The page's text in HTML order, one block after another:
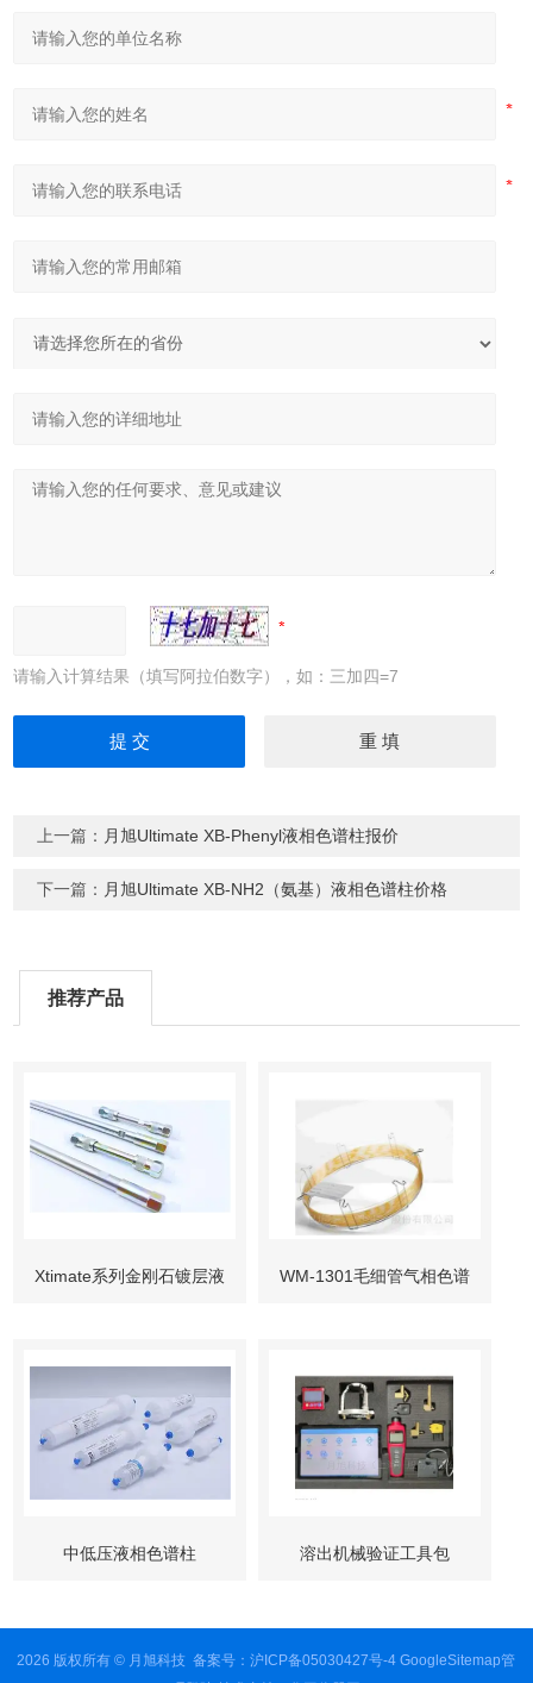
请输入计算结果（填写阿拉伯数字），如：三加四=7
上一篇： 月旭Ultimate XB-Phenyl液相色谱柱报价
下一篇： 月旭Ultimate XB-NH2（氨基）液相色谱柱价格
推荐产品
Xtimate系列金刚石镀层液 WM-1301毛细管气相色谱
中低压液相色谱柱 溶出机械验证工具包
2026 版权所有 © 月旭科技备案号：沪ICP备05030427号-4 GoogleSitemap管